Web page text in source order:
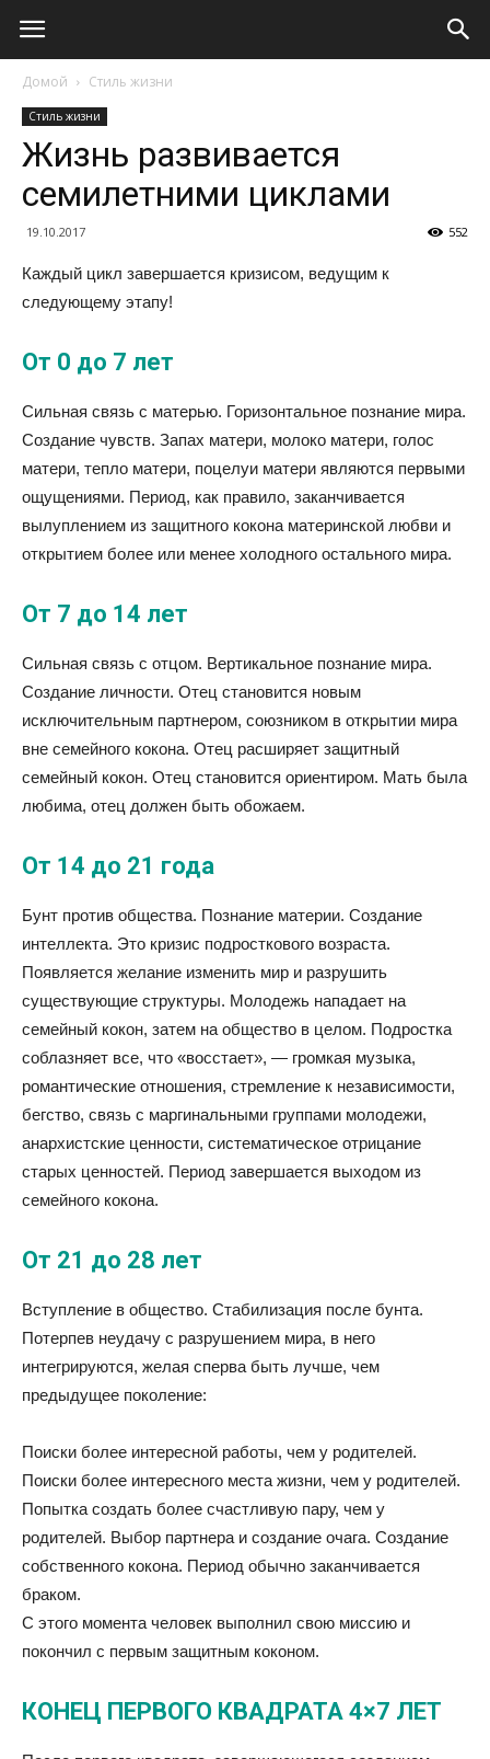
Домой Стиль жизни
Стиль жизни
Жизнь развивается
семилетними циклами
19.10.2017 552
Каждый цикл завершается кризисом, ведущим к
следующему этапу!
От 0 до 7 лет
Сильная связь с матерью. Горизонтальное познание мира.
Создание чувств. Запах матери, молоко матери, голос
матери, тепло матери, поцелуи матери являются первыми
ощущениями. Период, как правило, заканчивается
вылуплением из защитного кокона материнской любви и
открытием более или менее холодного остального мира.
От 7 до 14 лет
Сильная связь с отцом. Вертикальное познание мира.
Создание личности. Отец становится новым
исключительным партнером, союзником в открытии мира
вне семейного кокона. Отец расширяет защитный
семейный кокон. Отец становится ориентиром. Мать была
любима, отец должен быть обожаем.
От 14 до 21 года
Бунт против общества. Познание материи. Создание
интеллекта. Это кризис подросткового возраста.
Появляется желание изменить мир и разрушить
существующие структуры. Молодежь нападает на
семейный кокон, затем на общество в целом. Подростка
соблазняет все, что «восстает», — громкая музыка,
романтические отношения, стремление к независимости,
бегство, связь с маргинальными группами молодежи,
анархистские ценности, систематическое отрицание
старых ценностей. Период завершается выходом из
семейного кокона.
От 21 до 28 лет
Вступление в общество. Стабилизация после бунта.
Потерпев неудачу с разрушением мира, в него
интегрируются, желая сперва быть лучше, чем
предыдущее поколение:
Поиски более интересной работы, чем у родителей.
Поиски более интересного места жизни, чем у родителей.
Попытка создать более счастливую пару, чем у
родителей. Выбор партнера и создание очага. Создание
собственного кокона. Период обычно заканчивается
браком.
С этого момента человек выполнил свою миссию и
покончил с первым защитным коконом.
КОНЕЦ ПЕРВОГО КВАДРАТА 4×7 ЛЕТ